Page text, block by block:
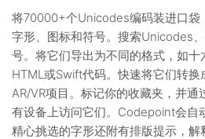
将70000+个Unicodes编码装进口
字形、图标和符号。搜索Unicodes
号。将它们导出为不同的格式，如十
HTML或Swift代码。快速将它们转
AR/VR项目。标记你的收藏夹，并
有设备上访问它们。Codepoint会自
精心挑选的字形还附有排版提示，解